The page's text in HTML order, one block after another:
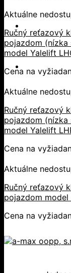
Aktuálne
Ručný reťazový
pojazdom (nízka
model Yalelift
Cena na
Aktuálne
Ručný reťazový
pojazdom (nízka
model Yalelift
Cena na
Aktuálne
Ručný reťazový
pojazdom model
Cena na